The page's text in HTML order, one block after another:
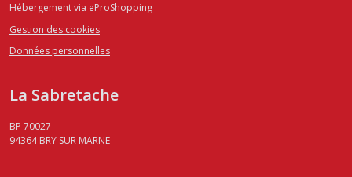
Hébergement via eProShopping
Gestion des cookies
Données personnelles
La Sabretache
BP 70027
94364 BRY SUR MARNE